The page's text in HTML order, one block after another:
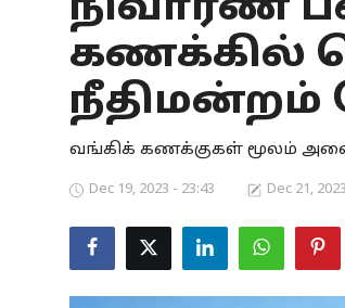
Health
Special Story
Business
Tamilnadu
நிவாரண
கணக்கில்
வங்கிக் கணக்குகள் மூலம்
Dec 19, 2023 - 23:43 Dec 21,